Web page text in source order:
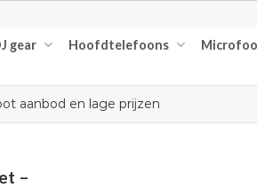
gear Hoofdtelefoons
aanbod en lage prijzen
–